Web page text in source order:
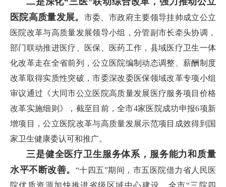
医院高质量发展。
市委、市政府主要领导挂帅成立公立
医院改革与高质量发展领导小组，分管副市长牵头协调，
部门联动推进医疗、医保、医药工作，县域医疗卫生一体
化改革走在全省前列，公立医院编制动态调整、薪酬制度
改革取得实质性突破，市委深改委医保领域改革专项小组
审议通过《大同市公立医院高质量发展医疗服务项目价格
改革实施细则》，截至目前，全市4家医院成功申报6项新
增项目，公立医院改革与高质量发展示范项目成效得到国
家卫生健康委认可和推广。
三是健全医疗卫生服务体系，服务能力和质量
水平不断改善。
“十四五”期间，市五医院借力省人民医
院优质资源加快推进省级区域中心建设，全市“三院四